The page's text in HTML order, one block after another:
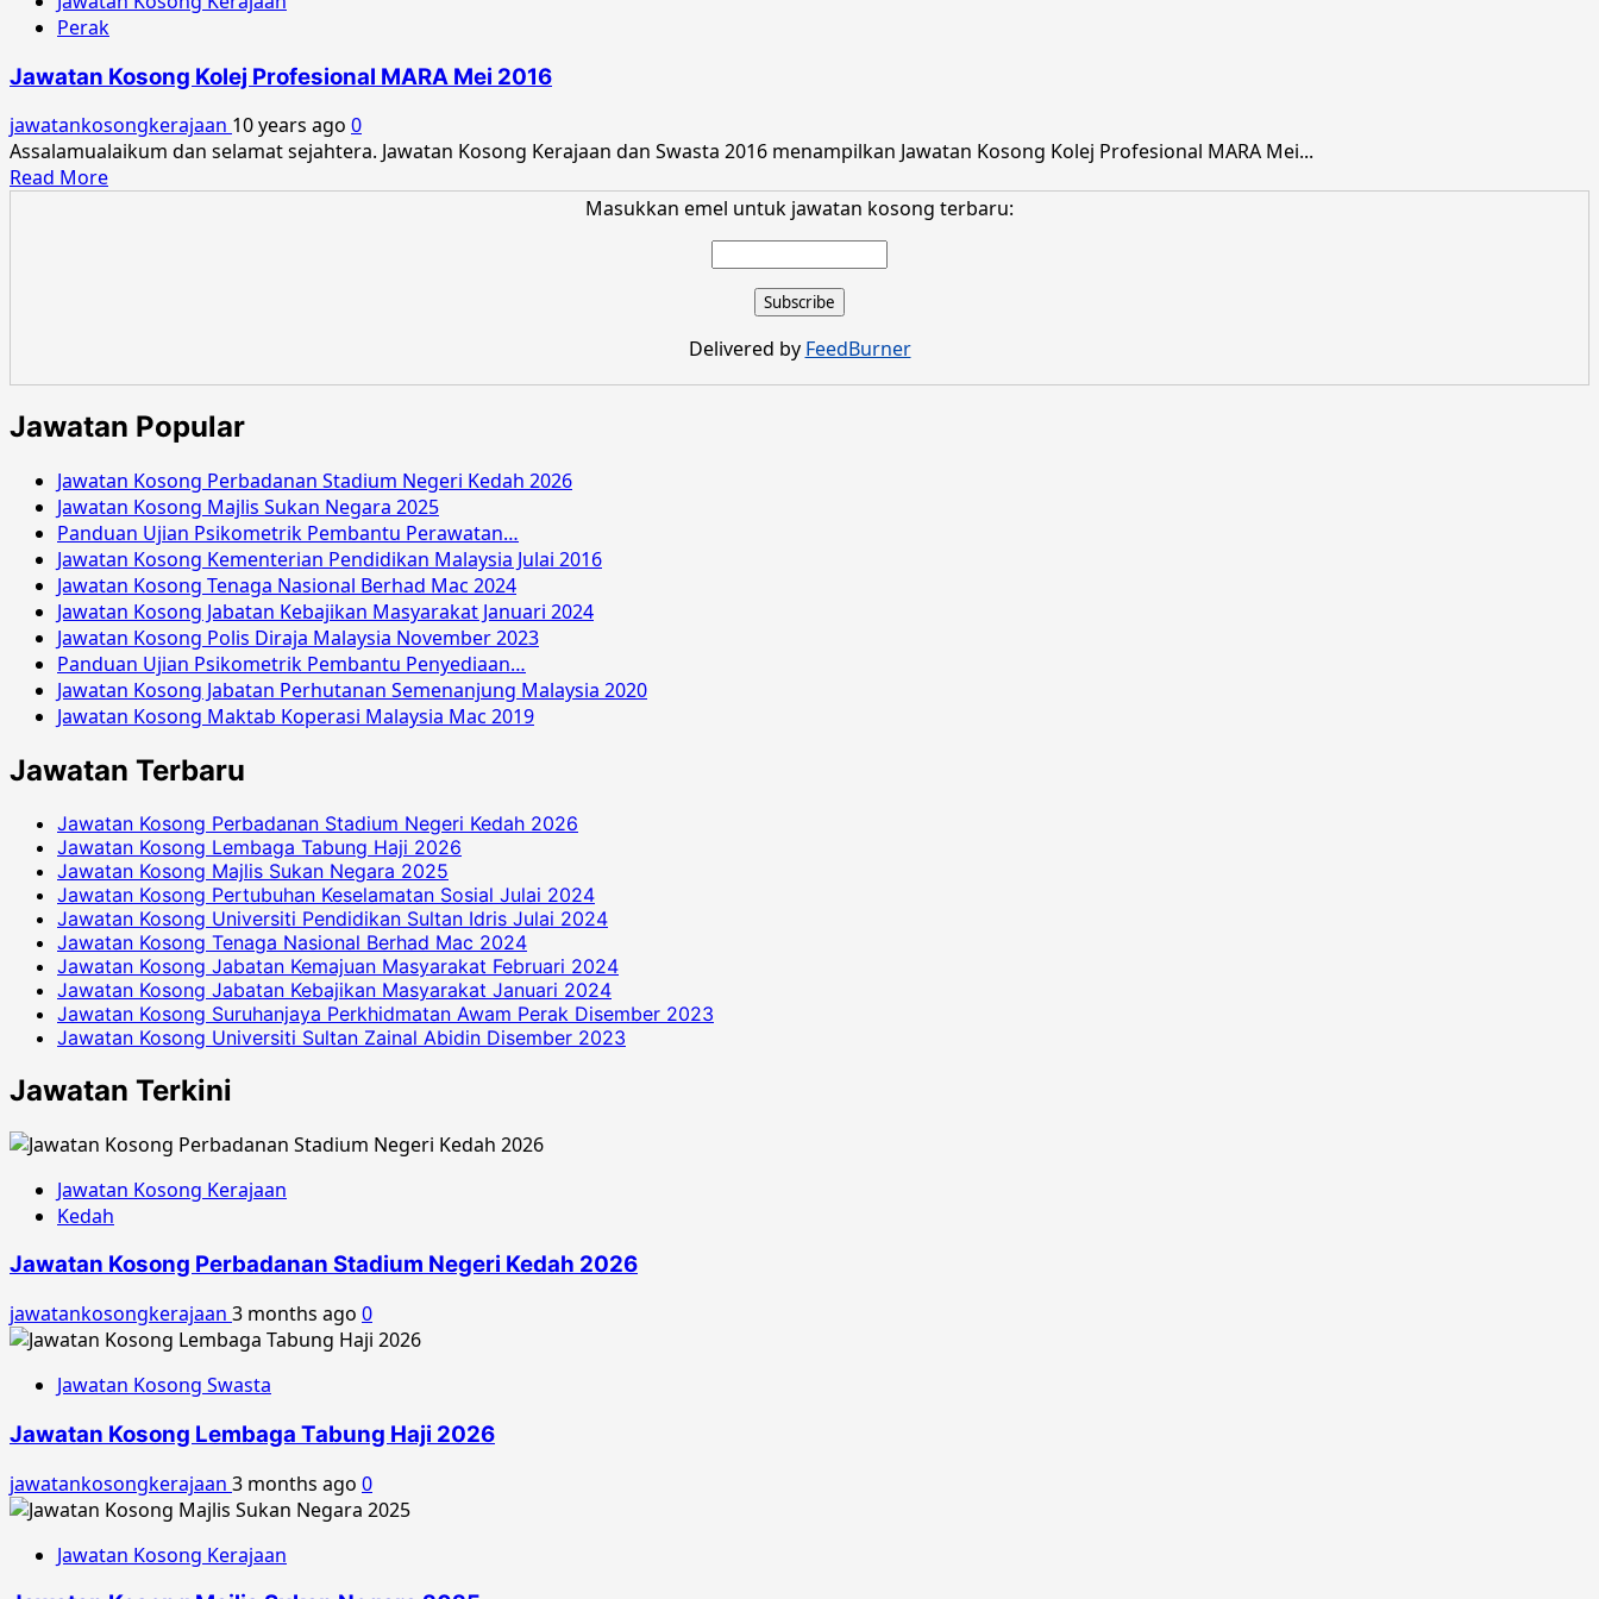
Perak
Jawatan Kosong Kolej Profesional MARA Mei 2016
jawatankosongkerajaan 10 years ago 0
Assalamualaikum dan selamat sejahtera. Jawatan Kosong Kerajaan dan Swasta 2016 menampilkan Jawatan Kosong Kolej Profesional MARA Mei...
Read MoreRead
Mei
2016
Masukkan emel untuk jawatan kosong terbaru:
Delivered by FeedBurner
Jawatan Popular
Jawatan Kosong Perbadanan Stadium Negeri Kedah 2026
Jawatan Kosong Majlis Sukan Negara 2025
Panduan Ujian Psikometrik Pembantu Perawatan…
Jawatan Kosong Kementerian Pendidikan Malaysia Julai 2016
Jawatan Kosong Tenaga Nasional Berhad Mac 2024
Jawatan Kosong Jabatan Kebajikan Masyarakat Januari 2024
Jawatan Kosong Polis Diraja Malaysia November 2023
Panduan Ujian Psikometrik Pembantu Penyediaan…
Jawatan Kosong Jabatan Perhutanan Semenanjung Malaysia 2020
Jawatan Kosong Maktab Koperasi Malaysia Mac 2019
Jawatan Terbaru
Jawatan Kosong Perbadanan Stadium Negeri Kedah 2026
Jawatan Kosong Lembaga Tabung Haji 2026
Jawatan Kosong Majlis Sukan Negara 2025
Jawatan Kosong Pertubuhan Keselamatan Sosial Julai 2024
Jawatan Kosong Universiti Pendidikan Sultan Idris Julai 2024
Jawatan Kosong Tenaga Nasional Berhad Mac 2024
Jawatan Kosong Jabatan Kemajuan Masyarakat Februari 2024
Jawatan Kosong Jabatan Kebajikan Masyarakat Januari 2024
Jawatan Kosong Suruhanjaya Perkhidmatan Awam Perak Disember 2023
Jawatan Kosong Universiti Sultan Zainal Abidin Disember 2023
Jawatan Terkini
Jawatan Kosong Kerajaan
Kedah
Jawatan Kosong Perbadanan Stadium Negeri Kedah 2026
jawatankosongkerajaan 3 months ago 0
Jawatan Kosong Swasta
Jawatan Kosong Lembaga Tabung Haji 2026
jawatankosongkerajaan 3 months ago 0
Jawatan Kosong Kerajaan